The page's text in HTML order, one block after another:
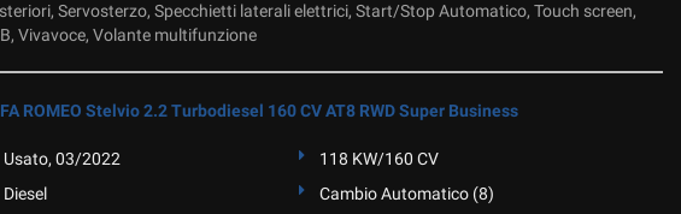
Servosterzo, Specchietti laterali elettrici, Start/Stop Automatico, Touch screen,
Vivavoce, Volante multifunzione
ROMEO Stelvio 2.2 Turbodiesel 160 CV AT8 RWD Super Business
Usato, 03/2022
118 KW/160 CV
Diesel
Cambio Automatico (8)